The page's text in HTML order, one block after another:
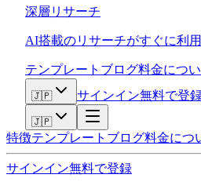
深層リサーチ
AI搭載のリサーチがすぐに利用
テンプレート ブログ料金につ
🇯🇵 サインイン無料で登
🇯🇵
特徴テンプレート ブログ料金につ
サインイン無料で登録